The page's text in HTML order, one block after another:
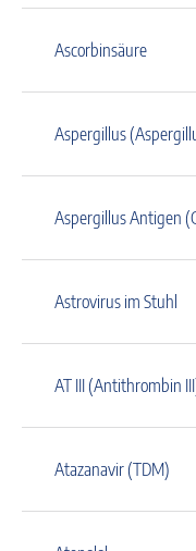
Ascorbinsäure
Aspergillus
Aspergillus Antigen
Astrovirus im Stuhl
AT III (Antithrombin
Atazanavir (TDM)